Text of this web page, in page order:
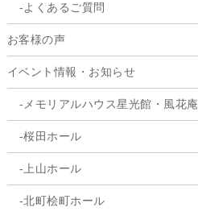
よくあるご質問
お客様の声
イベント情報・お知らせ
メモリアルハウス星光館・風花庵
桜田ホール
上山ホール
北町桧町ホール